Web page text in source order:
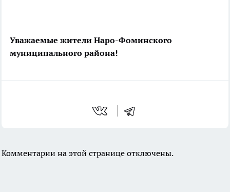
Уважаемые жители Наро-Фоминского
муниципального района!
Комментарии на этой странице отключены.